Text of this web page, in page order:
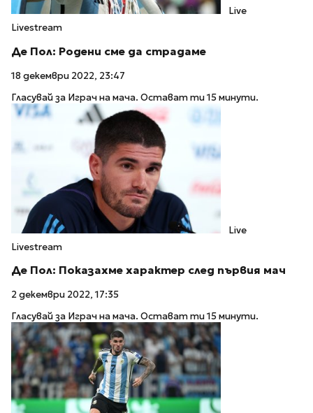
Live
Livestream
Де Пол: Родени сме да страдаме
18 декември 2022, 23:47
Гласувай за Играч на мача. Остават ти 15 минути.
Live
Livestream
Де Пол: Показахме характер след първия мач
2 декември 2022, 17:35
Гласувай за Играч на мача. Остават ти 15 минути.